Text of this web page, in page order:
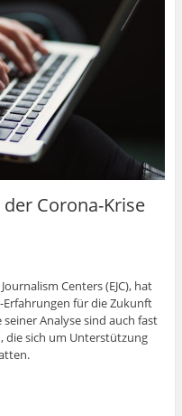
Corona-Krise
Centers (EJC), hat
für die Zukunft
Analyse sind auch fast
die sich um Unterstützung